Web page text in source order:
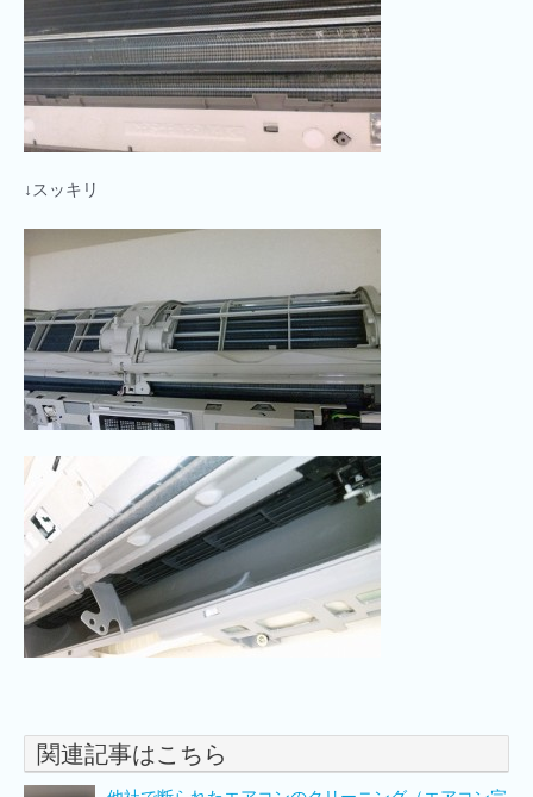
↓スッキリ
関連記事はこちら